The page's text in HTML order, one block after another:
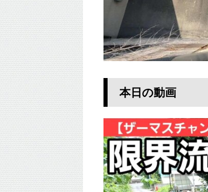
本日の動画